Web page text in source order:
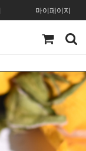
마이페이지